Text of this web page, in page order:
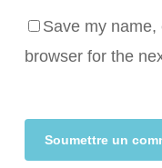
Save my
browser for the